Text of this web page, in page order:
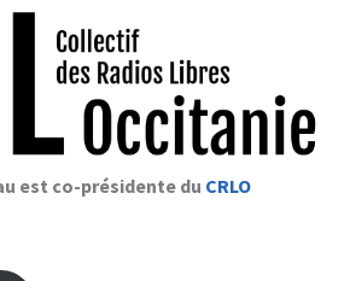
est co-présidente du CRLO